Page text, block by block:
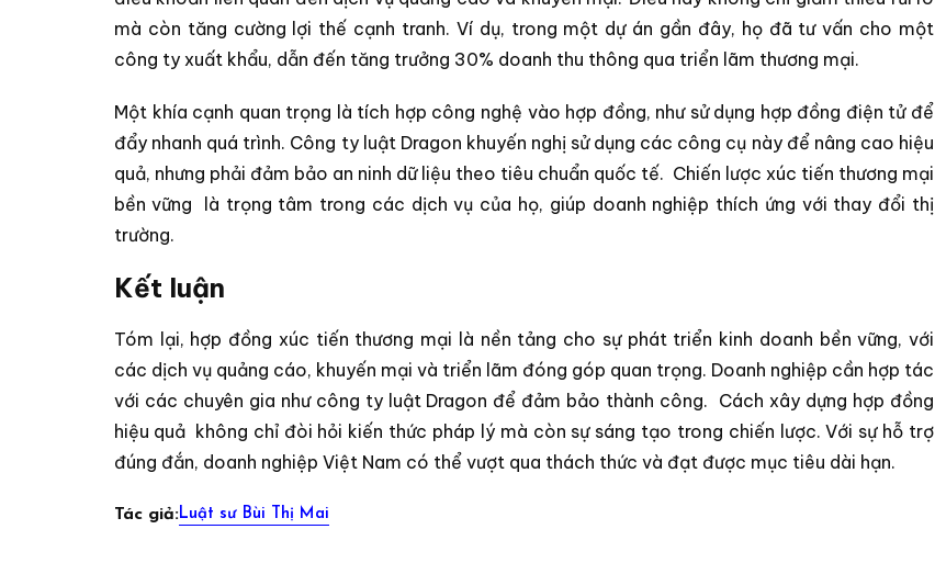
mà còn tăng cường lợi thế cạnh tranh. Ví dụ, trong một dự án gần đây, họ đã tư vấn cho một
công ty xuất khẩu, dẫn đến tăng trưởng 30% doanh thu thông qua triển lãm thương mại.
Một khía cạnh quan trọng là tích hợp công nghệ vào hợp đồng, như sử dụng hợp đồng điện tử để
đẩy nhanh quá trình. Công ty luật Dragon khuyến nghị sử dụng các công cụ này để nâng cao hiệu
quả, nhưng phải đảm bảo an ninh dữ liệu theo tiêu chuẩn quốc tế. Chiến lược xúc tiến thương mại
bền vững
là trọng tâm trong các dịch vụ của họ, giúp doanh nghiệp thích ứng với thay đổi thị
trường.
Kết luận
Tóm lại, hợp đồng xúc tiến thương mại là nền tảng cho sự phát triển kinh doanh bền vững, với
các dịch vụ quảng cáo, khuyến mại và triển lãm đóng góp quan trọng. Doanh nghiệp cần hợp tác
với các chuyên gia như công ty luật Dragon để đảm bảo thành công. Cách xây dựng hợp đồng
hiệu quả không chỉ đòi hỏi kiến thức pháp lý mà còn sự sáng tạo trong chiến lược. Với sự hỗ trợ
đúng đắn, doanh nghiệp Việt Nam có thể vượt qua thách thức và đạt được mục tiêu dài hạn.
Tác giả:Luật sư Bùi Thị Mai